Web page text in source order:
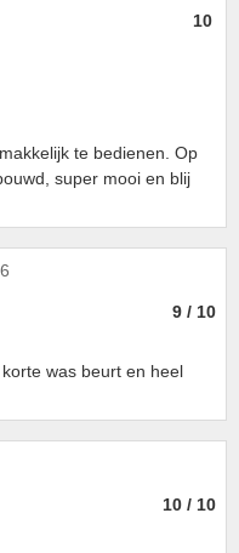
10
te bedienen. Op
super mooi en blij
9 / 10
was beurt en heel
10 / 10